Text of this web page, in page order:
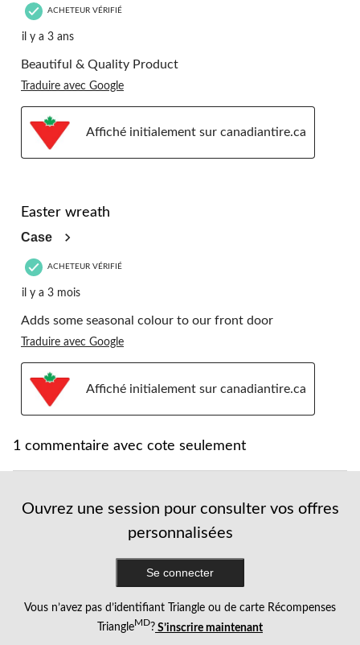
ACHETEUR VÉRIFIÉ
il y a 3 ans
Beautiful & Quality Product
Traduire avec Google
Affiché initialement sur canadiantire.ca
Easter wreath
Case
ACHETEUR VÉRIFIÉ
il y a 3 mois
Adds some seasonal colour to our front door
Traduire avec Google
Affiché initialement sur canadiantire.ca
1 commentaire avec cote seulement
Ouvrez une session pour consulter vos offres
personnalisées
Se connecter
Vous n’avez pas d’identifiant Triangle ou de carte Récompenses
TriangleMD? S’inscrire maintenant